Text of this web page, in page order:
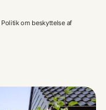
Politik om beskyttelse af